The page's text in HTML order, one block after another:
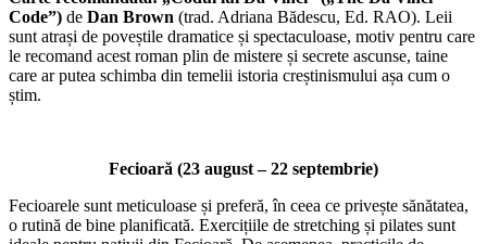
Code”) de Dan Brown (trad. Adriana Bădescu, Ed. RAO). Leii
sunt atrași de poveștile dramatice și spectaculoase, motiv pentru care
le recomand acest roman plin de mistere și secrete ascunse, taine
care ar putea schimba din temelii istoria creștinismului așa cum o
știm.
Fecioară (23 august – 22 septembrie)
Fecioarele sunt meticuloase și preferă, în ceea ce privește sănătatea,
o rutină de bine planificată. Exercițiile de stretching și pilates sunt